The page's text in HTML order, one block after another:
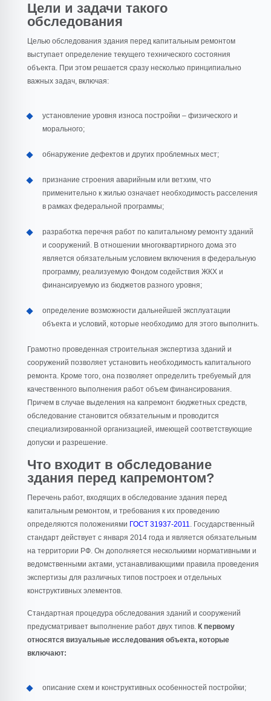
Цели и задачи такого
обследования
Целью обследования здания перед капитальным ремонтом
выступает определение текущего технического состояния
объекта. При этом решается сразу несколько принципиально
важных задач, включая:
установление уровня износа постройки – физического и
морального;
обнаружение дефектов и других проблемных мест;
признание строения аварийным или ветхим, что
применительно к жилью означает необходимость расселения
в рамках федеральной программы;
разработка перечня работ по капитальному ремонту зданий
и сооружений. В отношении многоквартирного дома это
является обязательным условием включения в федеральную
программу, реализуемую Фондом содействия ЖКХ и
финансируемую из бюджетов разного уровня;
определение возможности дальнейшей эксплуатации
объекта и условий, которые необходимо для этого выполнить.
Грамотно проведенная строительная экспертиза зданий и
сооружений позволяет установить необходимость капитального
ремонта. Кроме того, она позволяет определить требуемый для
качественного выполнения работ объем финансирования.
Причем в случае выделения на капремонт бюджетных средств,
обследование становится обязательным и проводится
специализированной организацией, имеющей соответствующие
допуски и разрешение.
Что входит в обследование
здания перед капремонтом?
Перечень работ, входящих в обследование здания перед
капитальным ремонтом, и требования к их проведению
определяются положениями ГОСТ 31937-2011. Государственный
стандарт действует с января 2014 года и является обязательным
на территории РФ. Он дополняется несколькими нормативными и
ведомственными актами, устанавливающими правила проведения
экспертизы для различных типов построек и отдельных
конструктивных элементов.
Стандартная процедура обследования зданий и сооружений
предусматривает выполнение работ двух типов. К первому
относятся визуальные исследования объекта, которые
включают:
описание схем и конструктивных особенностей постройки;